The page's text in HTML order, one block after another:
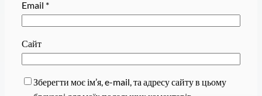
Email *
Сайт
Зберегти моє ім’я, e-mail, та адресу сайту в цьому